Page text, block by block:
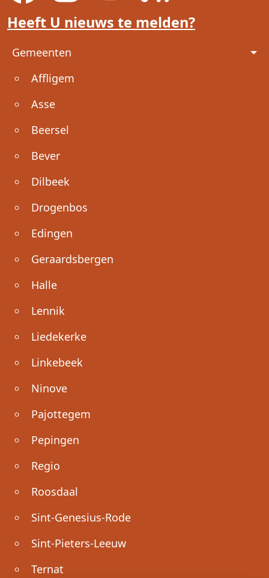
Heeft U nieuws te melden?
Voet
Gemeenten
Affligem
Asse
Beersel
Bever
Dilbeek
Drogenbos
Edingen
Geraardsbergen
Halle
Lennik
Liedekerke
Linkebeek
Ninove
Pajottegem
Pepingen
Regio
Roosdaal
Sint-Genesius-Rode
Sint-Pieters-Leeuw
Ternat